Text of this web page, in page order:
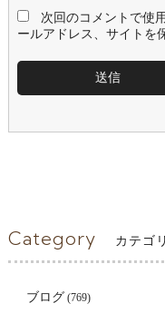
次回のコメントで使
ールアドレス、サイトを
Category カテゴ
ブログ (769)